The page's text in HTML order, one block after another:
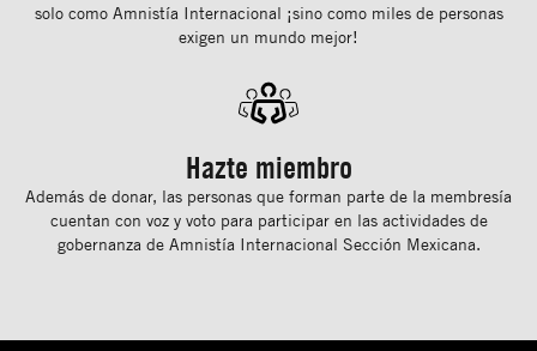
solo como Amnistía Internacional ¡sino como miles de personas
exigen un mundo mejor!
Hazte miembro
Además de donar, las personas que forman parte de la membresía
cuentan con voz y voto para participar en las actividades de
gobernanza de Amnistía Internacional Sección Mexicana.